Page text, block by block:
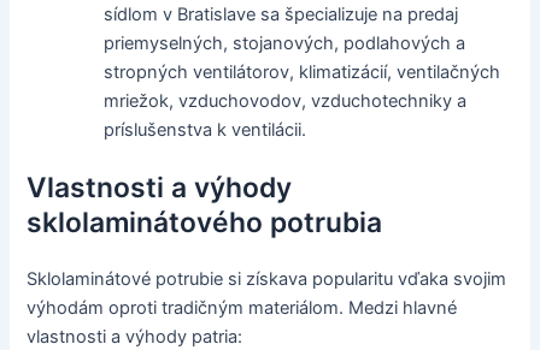
sídlom v Bratislave sa špecializuje na predaj
priemyselných, stojanových, podlahových a
stropných ventilátorov, klimatizácií, ventilačných
mriežok, vzduchovodov, vzduchotechniky a
príslušenstva k ventilácii.
Vlastnosti a výhody
sklolaminátového potrubia
Sklolaminátové potrubie si získava popularitu vďaka svojim
výhodám oproti tradičným materiálom. Medzi hlavné
vlastnosti a výhody patria: